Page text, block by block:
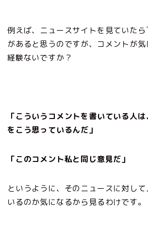
例えば、ニュースサイトを見ていたら
があると思うのですが、コメントが
経験ないですか？
「こういうコメントを書いている人
をこう思っているんだ」
「このコメント私と同じ意見だ」
というように、そのニュースに対し
いるのか気になるから見るわけです。